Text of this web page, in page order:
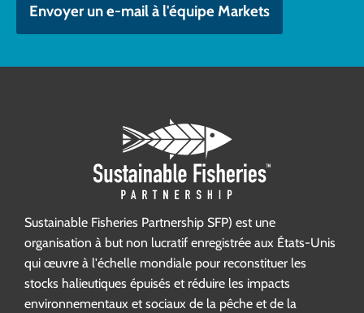
Envoyer un e-mail à l'équipe Markets
Sustainable Fisheries Partnership SFP) est une
organisation à but non lucratif enregistrée aux États-Unis
qui œuvre à l'échelle mondiale pour reconstituer les
stocks halieutiques épuisés et réduire les impacts
environnementaux et sociaux de la pêche et de la